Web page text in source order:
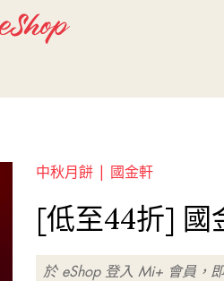
中秋月餅 | 國金軒
[低至44折] 國
於 eShop 登入 Mi+ 會員